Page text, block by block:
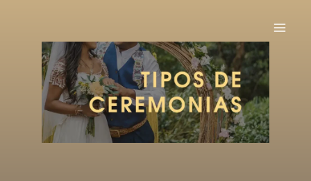
contenido